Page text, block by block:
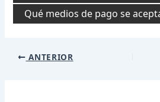
Qué medios de pago se
Navegación
ANTERIOR